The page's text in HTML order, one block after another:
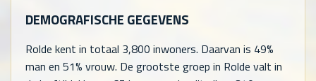
DEMOGRAFISCHE GEGEVENS
Rolde kent in totaal 3,800 inwoners. Daarvan is 49%
man en 51% vrouw. De grootste groep in Rolde valt in